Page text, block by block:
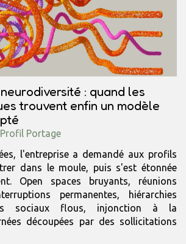
: quand les
trouvent enfin un modèle
Tags
Profil Portage
l'entreprise a demandé aux profils
dans le moule, puis s'est étonnée
Open spaces bruyants, réunions
permanentes, hiérarchies
sociaux flous, injonction à la
découpées par des sollicitations